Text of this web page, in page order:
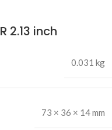
2.13 inch
0.031 kg
73 × 36 × 14 mm